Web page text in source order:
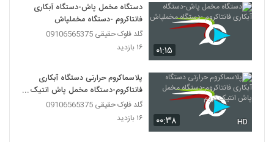
۰۱:۱۵
دستگاه مخمل پاش-دستگاه آبکاری
فانتاکروم -دستگاه مخملپاش
گلد فلوک حقیقی 09106565375
۱۶ بازدید
۰۰:۳۸ HD
پلاسماکروم حرارتی دستگاه آبکاری
فانتاکروم-دستگاه مخمل پاش انتیک
کروم
گلد فلوک حقیقی 09106565375
۱۶ بازدید